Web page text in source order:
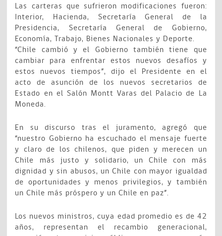
Las carteras que sufrieron modificaciones fueron:
Interior, Hacienda, Secretaría General de la
Presidencia, Secretaría General de Gobierno,
Economía, Trabajo, Bienes Nacionales y Deporte.
“Chile cambió y el Gobierno también tiene que
cambiar para enfrentar estos nuevos desafíos y
estos nuevos tiempos”, dijo el Presidente en el
acto de asunción de los nuevos secretarios de
Estado en el Salón Montt Varas del Palacio de La
Moneda.
En su discurso tras el juramento, agregó que
“nuestro Gobierno ha escuchado el mensaje fuerte
y claro de los chilenos, que piden y merecen un
Chile más justo y solidario, un Chile con más
dignidad y sin abusos, un Chile con mayor igualdad
de oportunidades y menos privilegios, y también
un Chile más próspero y un Chile en paz”.
Los nuevos ministros, cuya edad promedio es de 42
años, representan el recambio generacional,